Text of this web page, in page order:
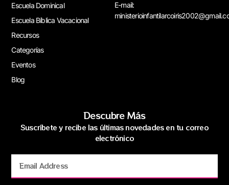
Escuela Dominical
Escuela Bíblica Vacacional
Recursos
Categorías
Eventos
Blog
E-mail:
Descubre Más
Suscríbete y recibe las últimas novedades en tu correo
electrónico